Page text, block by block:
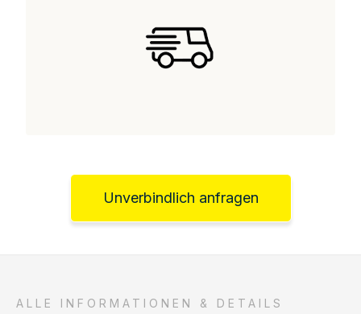
Unverbindlich anfragen
ALLE INFORMATIONEN & DETAILS